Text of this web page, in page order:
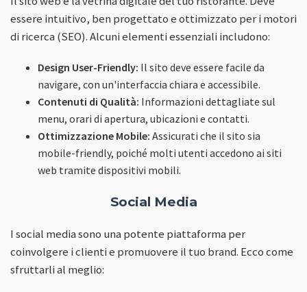
essere intuitivo, ben progettato e ottimizzato per i motori
di ricerca (SEO). Alcuni elementi essenziali includono:
Design User-Friendly: Il sito deve essere facile da
navigare, con un'interfaccia chiara e accessibile.
Contenuti di Qualità: Informazioni dettagliate sul
menu, orari di apertura, ubicazioni e contatti.
Ottimizzazione Mobile: Assicurati che il sito sia
mobile-friendly, poiché molti utenti accedono ai siti
web tramite dispositivi mobili.
Social Media
I social media sono una potente piattaforma per
coinvolgere i clienti e promuovere il tuo brand. Ecco come
sfruttarli al meglio: